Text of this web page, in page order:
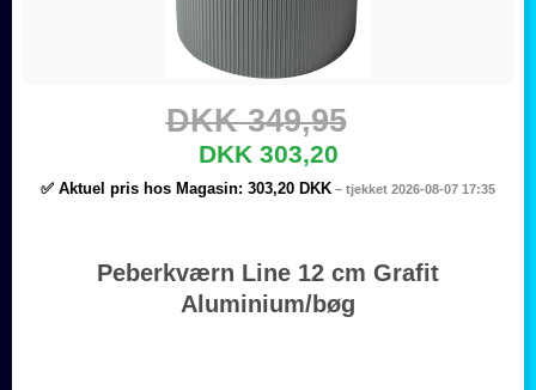
DKK 349,95
DKK 303,20
✅ Aktuel pris hos Magasin: 303,20 DKK – tjekket 2026-08-07 17:35
Peberkværn Line 12 cm Grafit
Aluminium/bøg